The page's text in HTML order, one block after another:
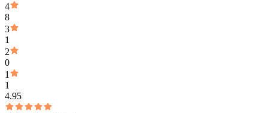
4
8
3
1
2
0
1
1
4.95